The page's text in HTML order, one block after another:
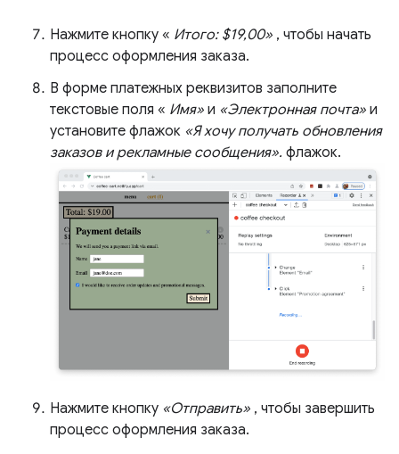
Нажмите кнопку « Итого: $19,00» , чтобы начать
процесс оформления заказа.
В форме платежных реквизитов заполните
текстовые поля « Имя» и «Электронная почта» и
установите флажок «Я хочу получать обновления
заказов и рекламные сообщения». флажок.
Нажмите кнопку «Отправить» , чтобы завершить
процесс оформления заказа.